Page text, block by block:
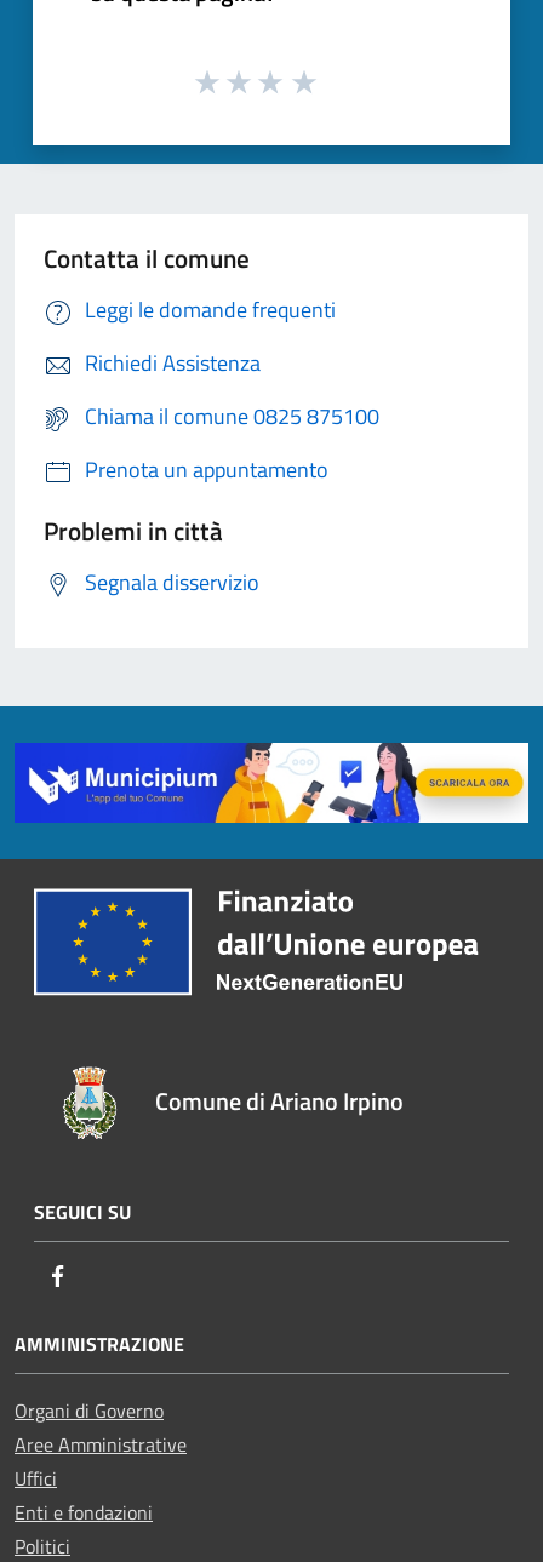
Contatta il comune
Leggi le domande frequenti
Richiedi Assistenza
Chiama il comune 0825 875100
Prenota un appuntamento
Problemi in città
Segnala disservizio
Comune di Ariano Irpino
SEGUICI SU
AMMINISTRAZIONE
Organi di Governo
Aree Amministrative
Uffici
Enti e fondazioni
Politici